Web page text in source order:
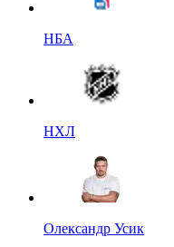
НБА
НХЛ
Олександр Усик